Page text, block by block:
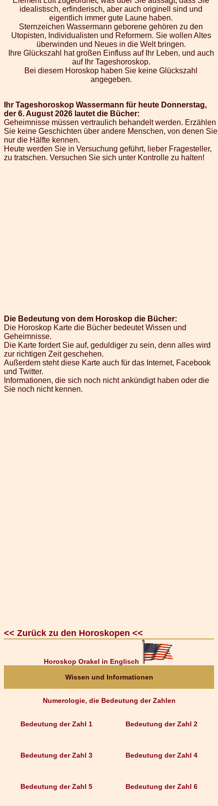
idealistisch, erfinderisch, aber auch originell sind und
eigentlich immer gute Laune haben.
Sternzeichen Wassermann geborene gehören zu den
Utopisten, Individualisten und Reformern. Sie wollen Altes
überwinden und Neues in die Welt bringen.
Ihre Glückszahl hat großen Einfluss auf Ihr Leben, und auch
auf Ihr Tageshoroskop.
Bei diesem Horoskop haben Sie keine Glückszahl
angegeben.
Ihr Tageshoroskop Wassermann für heute Donnerstag,
der 6. August 2026 lautet die Bücher:
Geheimnisse müssen vertraulich behandelt werden. Erzählen
Sie keine Geschichten über andere Menschen, von denen Sie
nur die Hälfte kennen.
Heute werden Sie in Versuchung geführt, lieber Fragesteller,
zu tratschen. Versuchen Sie sich unter Kontrolle zu halten!
Die Bedeutung von dem Horoskop die Bücher:
Die Horoskop Karte die Bücher bedeutet Wissen und
Geheimnisse.
Die Karte fordert Sie auf, geduldiger zu sein, denn alles wird
zur richtigen Zeit geschehen.
Außerdem steht diese Karte auch für das Internet, Facebook
und Twitter.
Informationen, die sich noch nicht ankündigt haben oder die
Sie noch nicht kennen.
<< Zurück zu den Horoskopen <<
Horoskop Orakel in Englisch
Wissen und Informationen
Numerologie, die Bedeutung der Zahlen
Bedeutung der Zahl 1
Bedeutung der Zahl 3
Bedeutung der Zahl 5
Bedeutung der Zahl 2
Bedeutung der Zahl 4
Bedeutung der Zahl 6